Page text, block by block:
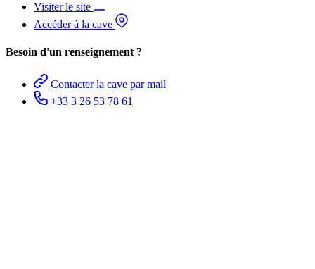
Visiter le site
Accéder à la cave
Besoin d'un renseignement ?
Contacter la cave par mail
+33 3 26 53 78 61